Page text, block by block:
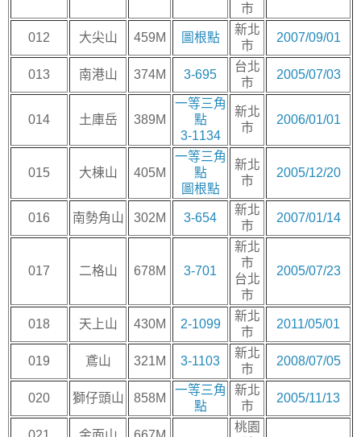
市
012 大尖山 459M 圖根點
新北
市
2007/09/01
013 南港山 374M 3-695
台北
市
2005/07/03
014 土庫岳 389M
一等三角
點
3-1134
新北
市
2006/01/01
015 大棟山 405M
一等三角
點
圖根點
新北
市
2005/12/20
016 南勢角山 302M 3-654
新北
市
2007/01/14
017 二格山 678M 3-701
新北
市
台北
市
2005/07/23
018 天上山 430M 2-1099
新北
市
2011/05/01
019 鳶山 321M 3-1103
新北
市
2008/07/05
020 獅仔頭山 858M
一等三角
點
新北
市
2005/11/13
桃園